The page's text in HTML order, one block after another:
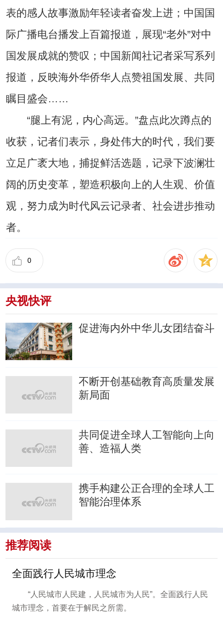
表的感人故事激励年轻读者奋发上进；中国国
际广播电台播发上百篇报道，展现“老外”对中
国发展成就的赞叹；中国新闻社记者采写系列
报道，反映海外华侨华人点赞祖国发展、共同
瞩目盛会……
“腿上有泥，内心高远。”盘点此次蹲点的
收获，记者们表示，身处伟大的时代，我们要
立足广袤大地，捕捉鲜活选题，记录下波澜壮
阔的历史变革，塑造积极向上的人生观、价值
观，努力成为时代风云记录者、社会进步推动
者。
0
央视快评
促进海内外中华儿女团结奋斗
不断开创基础教育高质量发展
新局面
共同促进全球人工智能向上向
善、造福人类
携手构建公正合理的全球人工
智能治理体系
推荐阅读
全面践行人民城市理念
“人民城市人民建，人民城市为人民”。全面践行人民
城市理念，首要在于解民之所需。